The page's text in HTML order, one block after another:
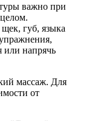
важно при
губ, языка
или напрячь
массаж. Для
от